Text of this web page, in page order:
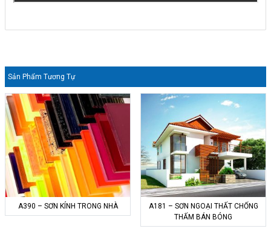
Sản Phẩm Tương Tự
A390 – SƠN KÍNH TRONG NHÀ
A181 – SƠN NGOẠI THẤT CHỐNG
THẤM BÁN BÓNG